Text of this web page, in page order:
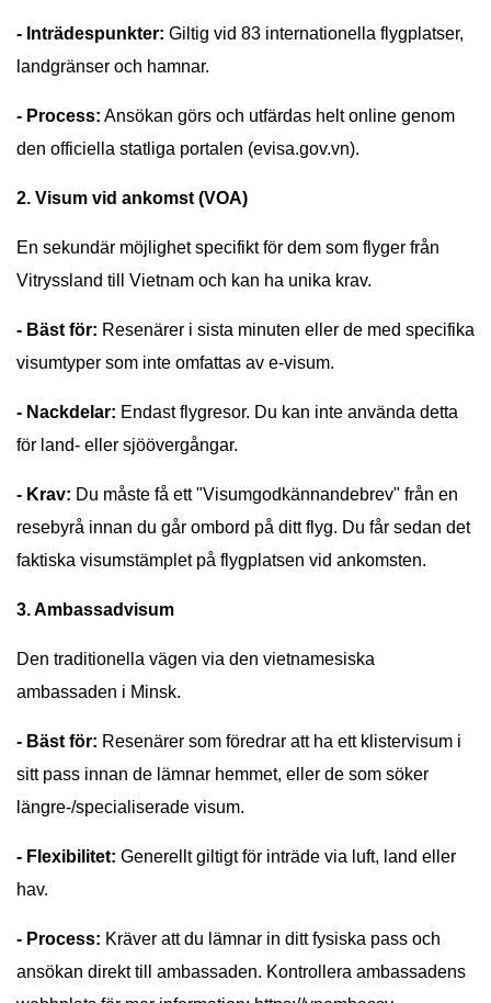
- Inträdespunkter: Giltig vid 83 internationella flygplatser,
landgränser och hamnar.
- Process: Ansökan görs och utfärdas helt online genom
den officiella statliga portalen (evisa.gov.vn).
2. Visum vid ankomst (VOA)
En sekundär möjlighet specifikt för dem som flyger från
Vitryssland till Vietnam och kan ha unika krav.
- Bäst för: Resenärer i sista minuten eller de med specifika
visumtyper som inte omfattas av e-visum.
- Nackdelar: Endast flygresor. Du kan inte använda detta
för land- eller sjöövergångar.
- Krav: Du måste få ett "Visumgodkännandebrev" från en
resebyrå innan du går ombord på ditt flyg. Du får sedan det
faktiska visumstämplet på flygplatsen vid ankomsten.
3. Ambassadvisum
Den traditionella vägen via den vietnamesiska
ambassaden i Minsk.
- Bäst för: Resenärer som föredrar att ha ett klistervisum i
sitt pass innan de lämnar hemmet, eller de som söker
längre-/specialiserade visum.
- Flexibilitet: Generellt giltigt för inträde via luft, land eller
hav.
- Process: Kräver att du lämnar in ditt fysiska pass och
ansökan direkt till ambassaden. Kontrollera ambassadens